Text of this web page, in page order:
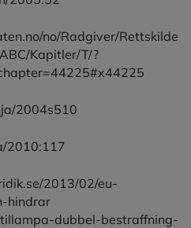
no/Radgiver/Rettskilde
Kapitler/T/?
2004s510
2010:117
2013/02/eu-
hindrar
dubbel-bestraffning-